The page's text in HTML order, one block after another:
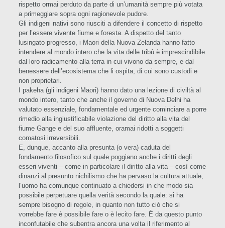
rispetto ormai perduto da parte di un’umanità sempre più votata
a primeggiare sopra ogni ragionevole pudore.
Gli indigeni nativi sono riusciti a difendere il concetto di rispetto
per l’essere vivente fiume e foresta. A dispetto del tanto
lusingato progresso, i Maori della Nuova Zelanda hanno fatto
intendere al mondo intero che la vita delle tribù è imprescindibile
dal loro radicamento alla terra in cui vivono da sempre, e dal
benessere dell’ecosistema che li ospita, di cui sono custodi e
non proprietari.
I pakeha (gli indigeni Maori) hanno dato una lezione di civiltà al
mondo intero, tanto che anche il governo di Nuova Delhi ha
valutato essenziale, fondamentale ed urgente cominciare a porre
rimedio alla ingiustificabile violazione del diritto alla vita del
fiume Gange e del suo affluente, oramai ridotti a soggetti
comatosi irreversibili.
E, dunque, accanto alla presunta (o vera) caduta del
fondamento filosofico sul quale poggiano anche i diritti degli
esseri viventi – come in particolare il diritto alla vita – così come
dinanzi al presunto nichilismo che ha pervaso la cultura attuale,
l’uomo ha comunque continuato a chiedersi in che modo sia
possibile perpetuare quella verità secondo la quale: si ha
sempre bisogno di regole, in quanto non tutto ciò che si
vorrebbe fare è possibile fare o è lecito fare. È da questo punto
inconfutabile che subentra ancora una volta il riferimento al